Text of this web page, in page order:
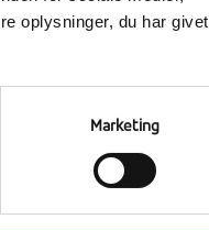
oplysninger, du har givet
Marketing